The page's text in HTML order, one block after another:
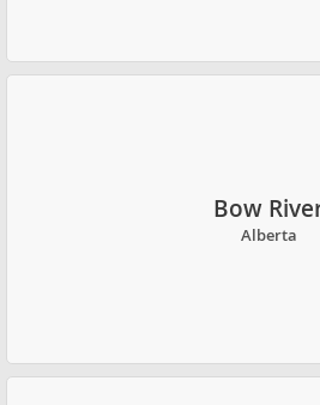
Bow
Alberta